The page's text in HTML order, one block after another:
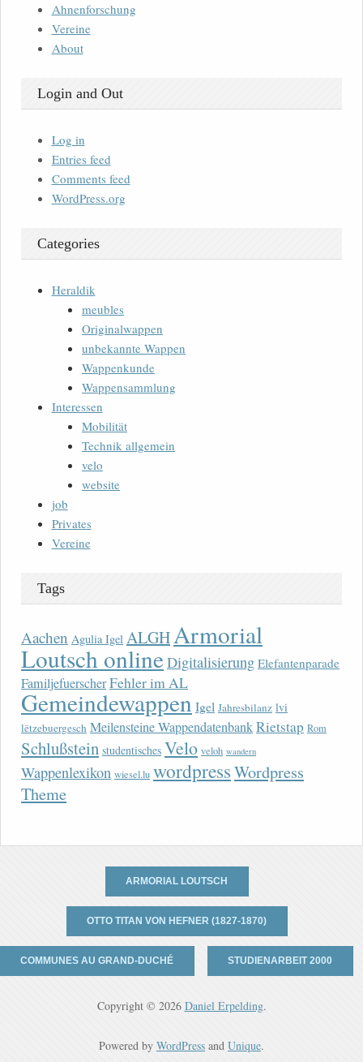
Ahnenforschung
Vereine
About
Login and Out
Log in
Entries feed
Comments feed
WordPress.org
Categories
Heraldik
meubles
Originalwappen
unbekannte Wappen
Wappenkunde
Wappensammlung
Interessen
Mobilität
Technik allgemein
velo
website
job
Privates
Vereine
Tags
Aachen Agulia Igel ALGHArmorial
Loutsch onlineDigitalisierung Elefantenparade
FamiljefuerscherFehler im AL
Gemeindewappen Igel Jahresbilanz lvi
lëtzebuergesch Meilensteine WappendatenbankRietstap Rom
Schlußstein studentisches Velo veloh wandern
Wappenlexikon wiesel.lu wordpressWordpress
Theme
ARMORIAL LOUTSCH
OTTO TITAN VON HEFNER (1827-1870)
COMMUNES AU GRAND-DUCHÉ STUDIENARBEIT 2000
Copyright © 2026 Daniel Erpelding.
Powered by WordPress and Unique.